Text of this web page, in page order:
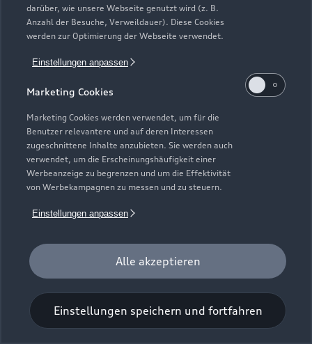
Universal-Reinigungstuch
Für einen glänzenden Eindruck.
Zur Audi Shopping World
darüber, wie unsere Webseite genutzt wird (z. B.
Anzahl der Besuche, Verweildauer). Diese Cookies
werden zur Optimierung der Webseite verwendet.
Einstellungen anpassen
Marketing Cookies
Marketing Cookies werden verwendet, um für die
Benutzer relevantere und auf deren Interessen
zugeschnittene Inhalte anzubieten. Sie werden auch
verwendet, um die Erscheinungshäufigkeit einer
Werbeanzeige zu begrenzen und um die Effektivität
von Werbekampagnen zu messen und zu steuern.
Einstellungen anpassen
Alle akzeptieren
Einstellungen speichern und fortfahren